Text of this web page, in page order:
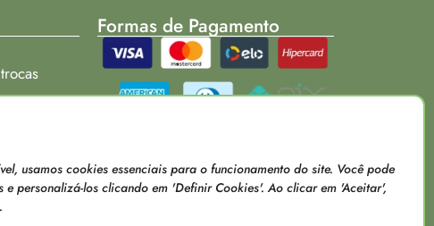
usamos cookies essenciais para o funcionamento do site. Você pode
personalizá-los clicando em 'Definir Cookies'. Ao clicar em 'Aceitar',
Formas de Pagamento